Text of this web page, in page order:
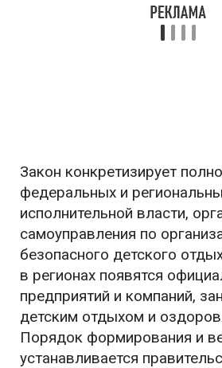
Закон конкретизирует
федеральных и
исполнительной власти,
самоуправления по
безопасного детского
в регионах появятся
предприятий и компаний,
детским отдыхом и
Порядок формирования и
устанавливается